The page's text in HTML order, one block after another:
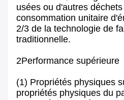
usées ou d'autres
consommation unitaire
2/3 de la technologie de
traditionnelle.
2Performance supérieure
(1) Propriétés physiques
propriétés physiques du